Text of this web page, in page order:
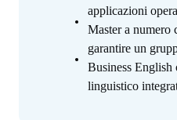
applicazioni
Master a numero
garantire un
Business
linguistico